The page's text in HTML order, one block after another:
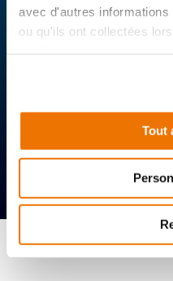
avec d'autres
ou qu'ils ont collectées
Tout
Rechercher par...